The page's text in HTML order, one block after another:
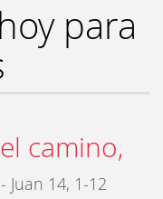
para
camino,
- Juan 14, 1-12